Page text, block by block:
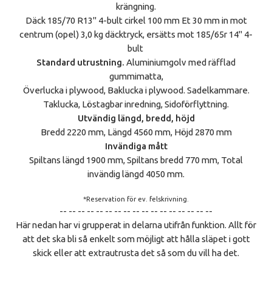
krängning.
Däck 185/70 R13" 4-bult cirkel 100 mm Et 30 mm in mot
centrum (opel) 3,0 kg däcktryck, ersätts mot 185/65r 14" 4-
bult
Standard utrustning. Aluminiumgolv med räfflad
gummimatta,
Överlucka i plywood, Baklucka i plywood. Sadelkammare.
Taklucka, Löstagbar inredning, Sidoförflyttning.
Utvändig längd, bredd, höjd
Bredd 2220 mm, Längd 4560 mm, Höjd 2870 mm
Invändiga mått
Spiltans längd 1900 mm, Spiltans bredd 770 mm, Total
invändig längd 4050 mm.
*Reservation för ev. felskrivning.
-- -- -- -- -- -- -- -- -- -- -- -- -- -- -- -- --
Här nedan har vi grupperat in delarna utifrån funktion. Allt för
att det ska bli så enkelt som möjligt att hålla släpet i gott
skick eller att extrautrusta det så som du vill ha det.